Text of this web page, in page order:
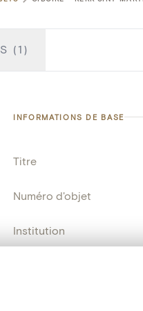
(1)
INFORMATIONS DE BASE
Titre
Numéro d'objet
Institution